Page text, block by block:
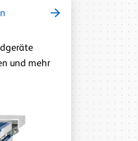
und mehr